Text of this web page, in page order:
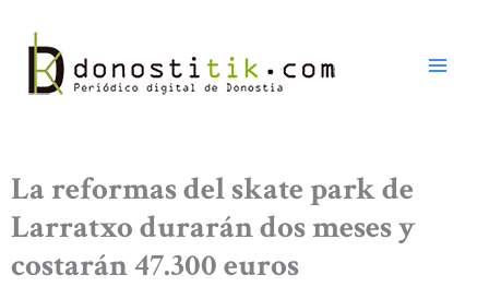
contenido
La reformas del skate park de
Larratxo durarán dos meses y
costarán 47.300 euros